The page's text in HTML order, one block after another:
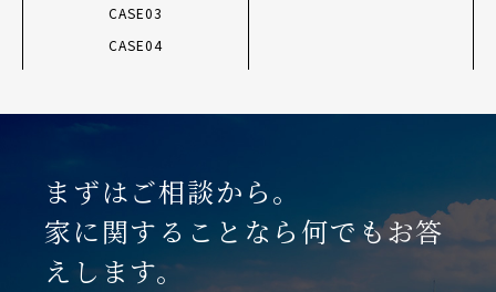
CASE03
CASE04
まずはご相談から。
家に関することなら何でもお答
えします。